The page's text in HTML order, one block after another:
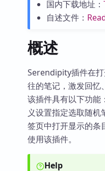
国内下载地址：
自述文件：
概述
Serendipity插件在
往的笔记，激发回忆
该插件具有以下功
义设置指定选取随
签页中打开显示的条
使用该插件。
Help